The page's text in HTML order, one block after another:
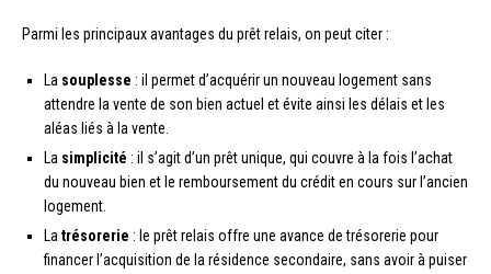
Parmi les principaux avantages du prêt relais, on peut citer :
La souplesse : il permet d’acquérir un nouveau logement sans
attendre la vente de son bien actuel et évite ainsi les délais et les
aléas liés à la vente.
La simplicité : il s’agit d’un prêt unique, qui couvre à la fois l’achat
du nouveau bien et le remboursement du crédit en cours sur l’ancien
logement.
Latrésorerie : le prêt relais offre une avance de trésorerie pour
financer l’acquisition de la résidence secondaire, sans avoir à puiser